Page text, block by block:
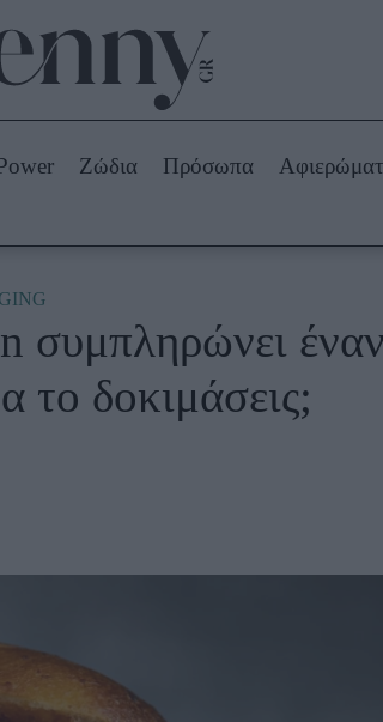
Beauty -
Ομορφιά
Skincare
Μακιγιάζ
Ζώδια
Χωρίς Ταμπέλες
Ζώδια Πρόσωπα
συμπληρώνει έναν
δοκιμάσεις;